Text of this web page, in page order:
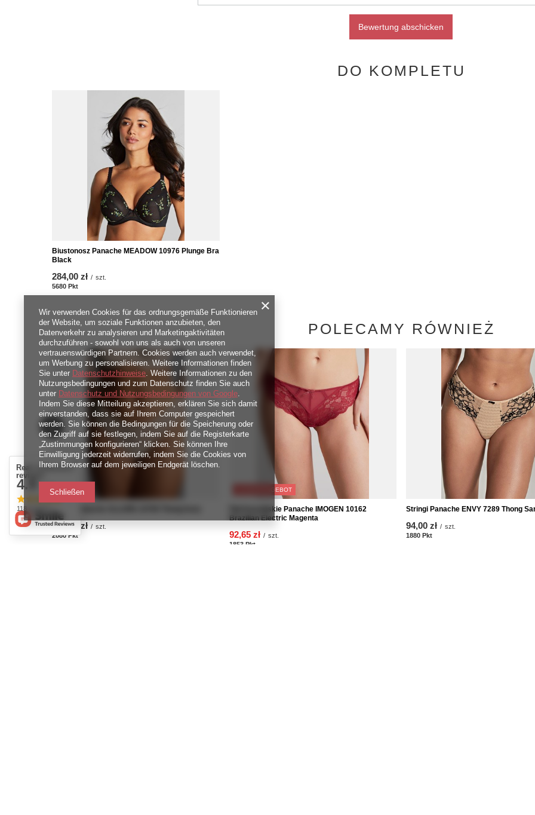
Bewertung abschicken
DO KOMPLETU
Biustonosz Panache MEADOW 10976 Plunge Bra
Black
284,00 zł / szt.
5680 Pkt
POLECAMY RÓWNIEŻ
104,00 zł / szt.
2080PktPunkte
SONDERANGEBOT
Figi brazylijskie Panache IMOGEN 10162
Brazilian Electric Magenta
92,65 zł / szt.
1853 PktPunkte
Stringi Panache ENVY 7289 Thong
94,00 zł / szt.
1880 Pkt
Real customers
reviews
4.9
118 reviews
Wir verwenden Cookies für das ordnungsgemäße Funktionieren
der Website, um soziale Funktionen anzubieten, den
Datenverkehr zu analysieren und Marketingaktivitäten
durchzuführen - sowohl von uns als auch von unseren
vertrauenswürdigen Partnern. Cookies werden auch verwendet,
um Werbung zu personalisieren. Weitere Informationen finden
Sie unter Datenschutzhinweise. Weitere Informationen zu den
Nutzungsbedingungen und zum Datenschutz finden Sie auch
unter Datenschutz und Nutzungsbedingungen von Google.
Indem Sie diese Mitteilung akzeptieren, erklären Sie sich damit
einverstanden, dass sie auf Ihrem Computer gespeichert
werden. Sie können die Bedingungen für die Speicherung oder
den Zugriff auf sie festlegen, indem Sie auf die Registerkarte
„Zustimmungen konfigurieren“ klicken. Sie können Ihre
Einwilligung jederzeit widerrufen, indem Sie die Cookies von
Ihrem Browser auf dem jeweiligen Endgerät löschen.
Schließen